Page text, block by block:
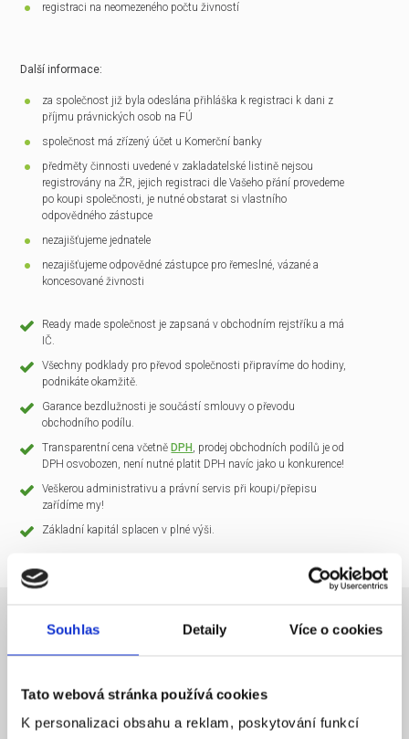
Souhlas Detaily Více o cookies
Tato webová stránka používá cookies
K personalizaci obsahu a reklam, poskytování funkcí
registraci na neomezeného počtu živností
Další informace:
za společnost již byla odeslána přihláška k registraci k dani z
příjmu právnických osob na FÚ
společnost má zřízený účet u Komerční banky
předměty činnosti uvedené v zakladatelské listině nejsou
registrovány na ŽR, jejich registraci dle Vašeho přání provedeme
po koupi společnosti, je nutné obstarat si vlastního
odpovědného zástupce
nezajišťujeme jednatele
nezajišťujeme odpovědné zástupce pro řemeslné, vázané a
koncesované živnosti
Ready made společnost je zapsaná v obchodním rejstříku a má
IČ.
Všechny podklady pro převod společnosti připravíme do hodiny,
podnikáte okamžitě.
Garance bezdlužnosti je součástí smlouvy o převodu
obchodního podílu.
Transparentní cena včetně DPH , prodej obchodních podílů je od
DPH osvobozen, není nutné platit DPH navíc jako u konkurence!
Veškerou administrativu a právní servis při koupi/přepisu
zařídíme my!
Základní kapitál splacen v plné výši.
KAPITÁL
SÍDLO Praha 1